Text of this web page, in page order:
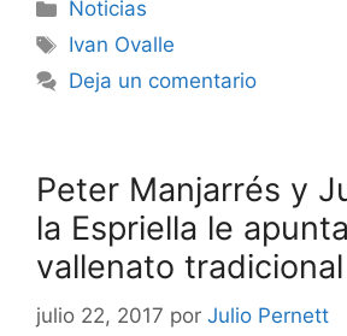
Noticias
Ivan Ovalle
Deja un comentario
Peter Manjarrés y
la Espriella le
vallenato tradicional
julio 22, 2017 por Julio Pernett